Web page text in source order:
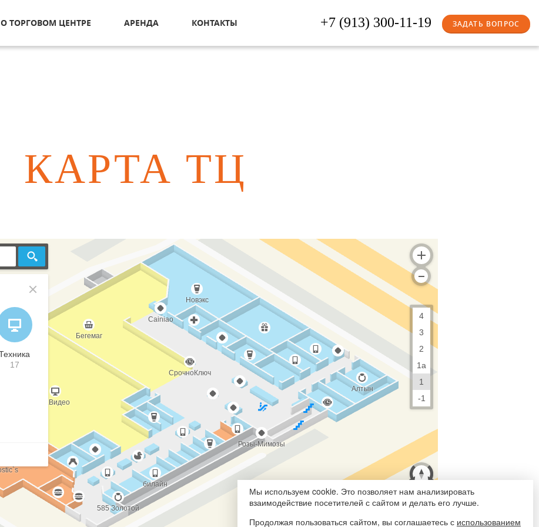
О ТОРГОВОМ ЦЕНТРЕ АРЕНДА КОНТАКТЫ +7 (913) 300-11-19 ЗАДАТЬ ВОПРОС
КАРТА ТЦ
Мы используем cookie. Это позволяет нам анализировать
взаимодействие посетителей с сайтом и делать его лучше.
Продолжая пользоваться сайтом, вы соглашаетесь с использованием